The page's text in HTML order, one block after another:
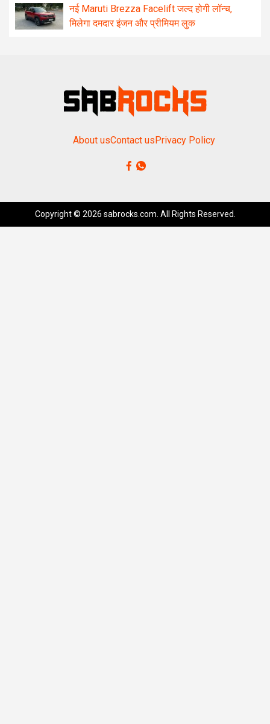
नई Maruti Brezza Facelift जल्द होगी लॉन्च,
मिलेगा दमदार इंजन और प्रीमियम लुक
About usContact usPrivacy Policy
Copyright © 2026 sabrocks.com. All Rights Reserved.